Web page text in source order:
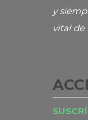
y
vital de